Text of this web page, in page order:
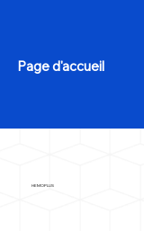
Page d'accueil
HEMOPLUS